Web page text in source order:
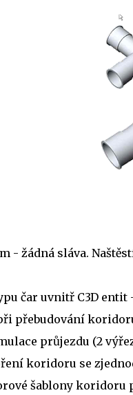
- žádná sláva.
čar uvnitř C3D
přebudování koridoru
průjezdu (2
koridoru se
šablony koridoru